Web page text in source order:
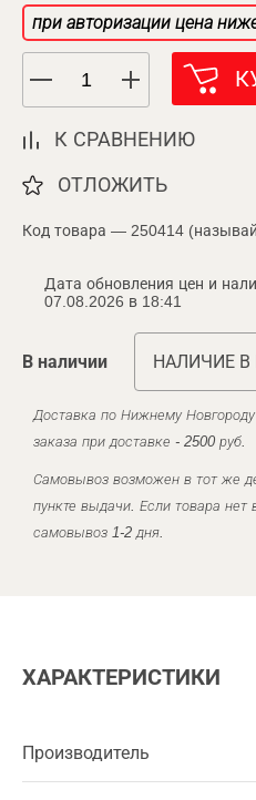
при авторизации цена
К СРАВНЕНИЮ
ОТЛОЖИТЬ
Код товара — 250414
Дата обновления цен и
07.08.2026 в 18:41
В наличии НАЛИЧИЕ В
Доставка по Нижнему
заказа при доставке - 2500 руб.
Самовывоз возможен в тот же
пункте выдачи. Если товара
самовывоз 1-2 дня.
ХАРАКТЕРИСТИКИ
Производитель